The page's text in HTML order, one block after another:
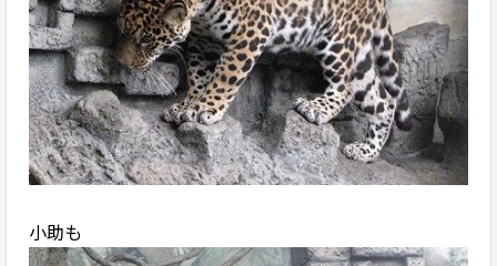
小助も